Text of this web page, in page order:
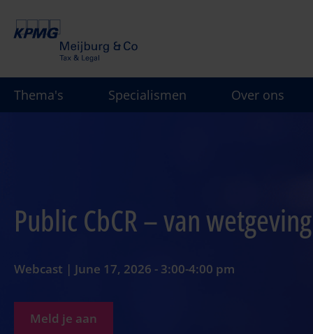
gaan
Thema's Specialismen Over ons
Public CbCR – van
Webcast | June 17, 2026 - 3:00-4:00 pm
Meld je aan